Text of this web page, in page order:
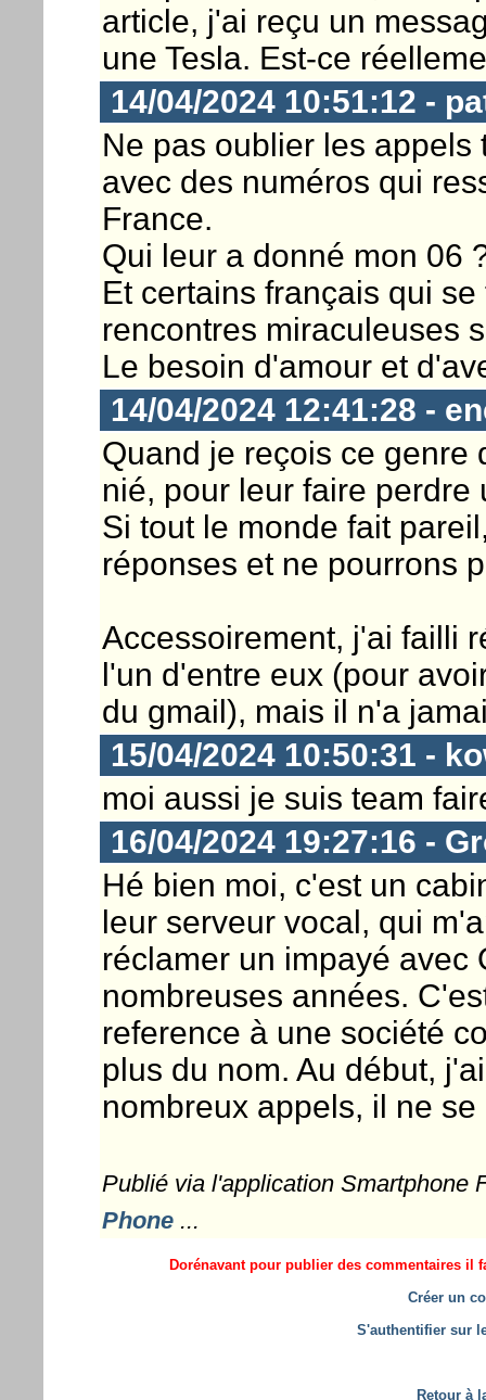
article, j'ai reçu un
une Tesla. Est-ce
14/04/2024 10:51:12 -
Ne pas oublier les
avec des numéros qui
France.
Qui leur a donné mon 06
Et certains français qui
rencontres miraculeuses
Le besoin d'amour et
14/04/2024 12:41:28 -
Quand je reçois ce genre
nié, pour leur faire perdre
Si tout le monde fait
réponses et ne pourrons
Accessoirement, j'ai failli
l'un d'entre eux (pour
du gmail), mais il n'a
15/04/2024 10:50:31 -
moi aussi je suis team
16/04/2024 19:27:16 -
Hé bien moi, c'est un
leur serveur vocal, qui
réclamer un impayé avec
nombreuses années.
reference à une société
plus du nom. Au début,
nombreux appels, il ne
Publié via l'application Smartphone
Phone...
Dorénavant pour publier des commentaires il
Créer un
S'authentifier sur
Retour à